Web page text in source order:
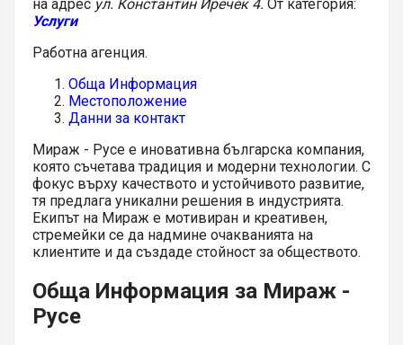
на адрес ул. Константин Иречек 4. От категория:
Услуги
Работна агенция.
Обща Информация
Местоположение
Данни за контакт
Мираж - Русе е иновативна българска компания,
която съчетава традиция и модерни технологии. С
фокус върху качеството и устойчивото развитие,
тя предлага уникални решения в индустрията.
Екипът на Мираж е мотивиран и креативен,
стремейки се да надмине очакванията на
клиентите и да създаде стойност за обществото.
Обща Информация за Мираж -
Русе